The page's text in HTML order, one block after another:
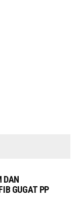
DAN
GUGAT PP